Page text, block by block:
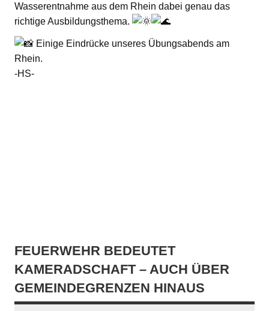
Wasserentnahme aus dem Rhein dabei genau das
richtige Ausbildungsthema.
Einige Eindrücke unseres Übungsabends am
Rhein.
-HS-
FEUERWEHR BEDEUTET
KAMERADSCHAFT – AUCH ÜBER
GEMEINDEGRENZEN HINAUS